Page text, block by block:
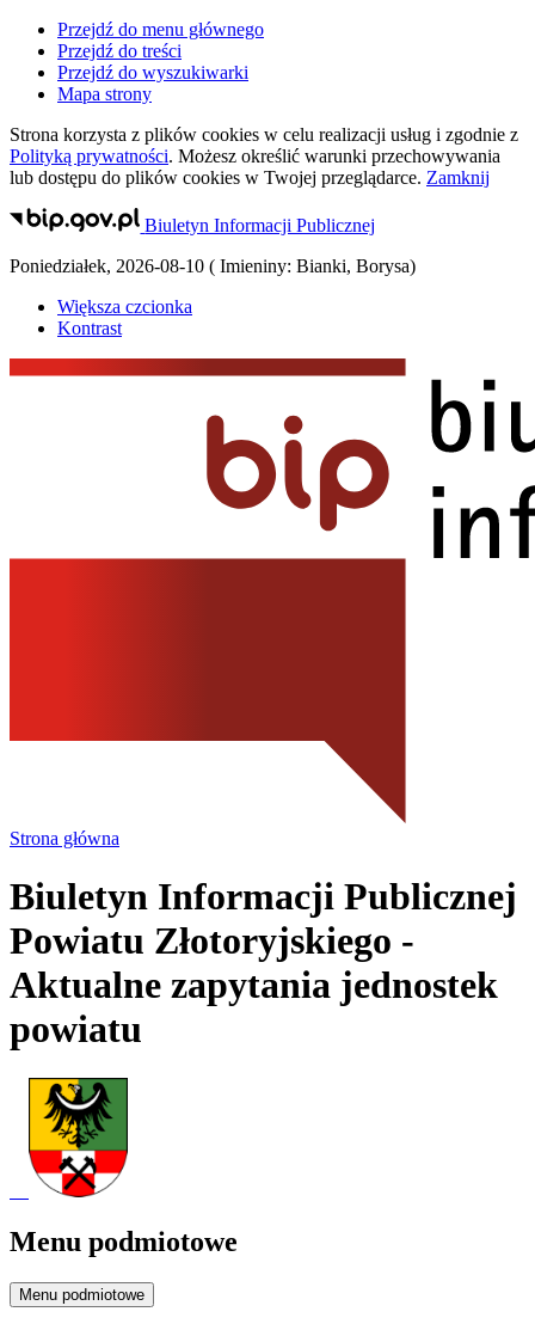
Przejdź do menu głównego
Przejdź do treści
Przejdź do wyszukiwarki
Mapa strony
Strona korzysta z plików cookies w celu realizacji usług i zgodnie z
Polityką prywatności. Możesz określić warunki przechowywania
lub dostępu do plików cookies w Twojej przeglądarce. Zamknij
Biuletyn Informacji Publicznej
Poniedziałek, 2026-08-10 ( Imieniny: Bianki, Borysa)
Większa czcionka
Kontrast
Strona główna
Biuletyn Informacji Publicznej
Powiatu Złotoryjskiego -
Aktualne zapytania jednostek
powiatu
Menu podmiotowe
Menu podmiotowe